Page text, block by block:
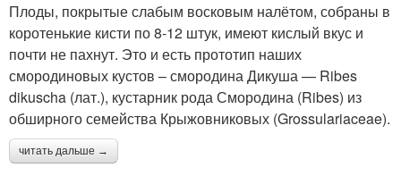
Плоды, покрытые слабым восковым налётом, собраны в
коротенькие кисти по 8-12 штук, имеют кислый вкус и
почти не пахнут. Это и есть прототип наших
смородиновых кустов – смородина Дикуша — Ribes
dikuscha (лат.), кустарник рода Смородина (Ribes) из
обширного семейства Крыжовниковых (Grossulariaceae).
читать дальше →